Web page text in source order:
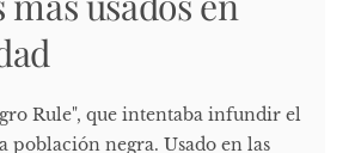
Rule", que intentaba infundir el
población negra. Usado en las